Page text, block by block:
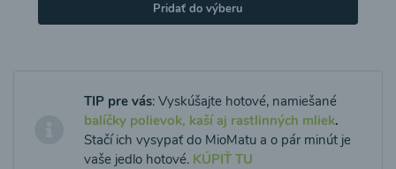
Pridať do výberu
TIP pre vás: Vyskúšajte hotové, namiešané
balíčky polievok, kaší aj rastlinných mliek.
Stačí ich vysypať do MioMatu a o pár minút je
vaše jedlo hotové. KÚPIŤ TU